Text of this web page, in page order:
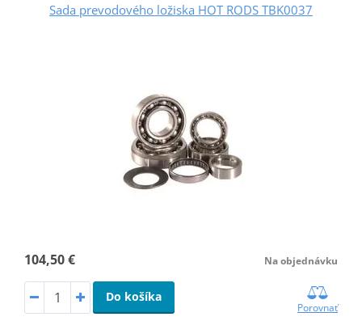
Sada prevodového ložiska HOT RODS TBK0037
104,50 € Na objednávku
Do košíka
Porovnať